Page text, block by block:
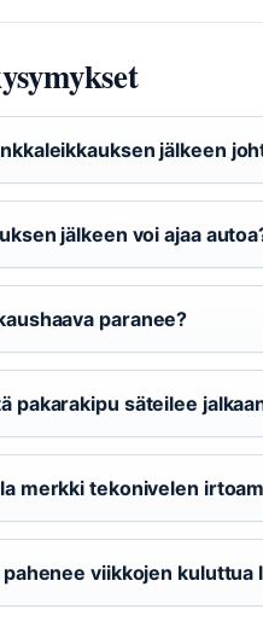
jälkeen
jälkeen voi ajaa
paranee?
pakarakipu säteilee
merkki tekonivelen
viikkojen kuluttua